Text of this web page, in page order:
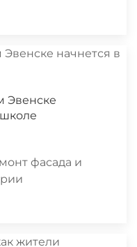
Эвенске
фасада и